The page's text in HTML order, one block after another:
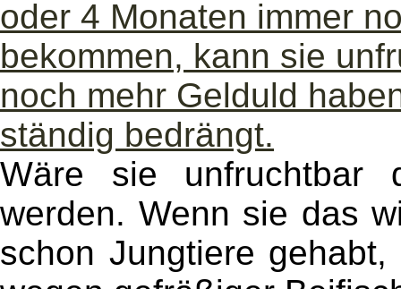
oder 4 Monaten immer
bekommen, kann sie
noch mehr Gelduld
ständig bedrängt.
Wäre sie unfruchtbar
werden. Wenn sie das
schon Jungtiere